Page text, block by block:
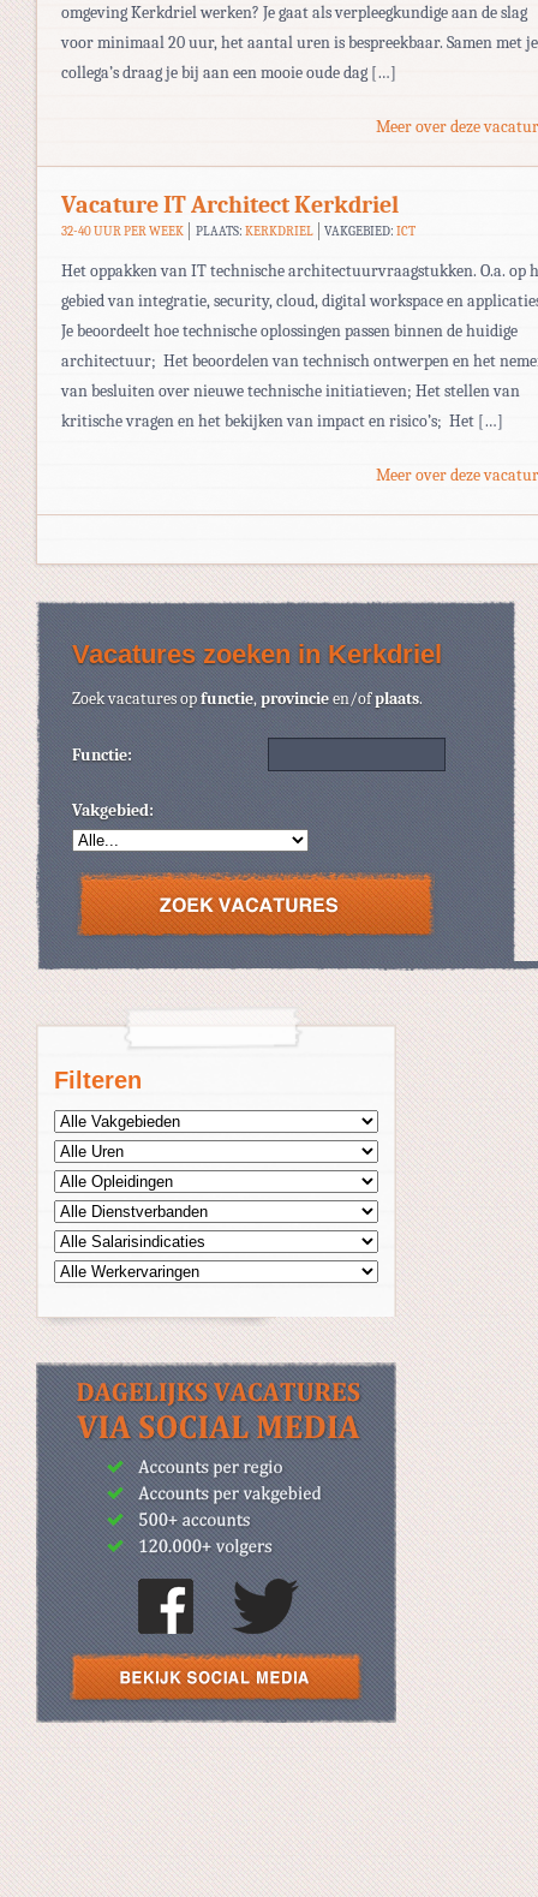
Filteren
omgeving Kerkdriel werken? Je gaat als verpleegkundige aan de slag
voor minimaal 20 uur, het aantal uren is bespreekbaar. Samen met je
collega’s draag je bij aan een mooie oude dag […]
Meer over deze
Vacature IT Architect Kerkdriel
32-40 UUR PER WEEK PLAATS: KERKDRIEL VAKGEBIED:ICT
Het oppakken van IT technische architectuurvraagstukken. O.a. op
gebied van integratie, security, cloud, digital workspace en
Je beoordeelt hoe technische oplossingen passen binnen de huidige
architectuur; Het beoordelen van technisch ontwerpen en het
van besluiten over nieuwe technische initiatieven; Het stellen van
kritische vragen en het bekijken van impact en risico’s; Het […]
Meer over deze
Vacatures zoeken in Kerkdriel
Zoek vacatures opfunctie,provincieen/ofplaats.
Functie:
Vakgebied: